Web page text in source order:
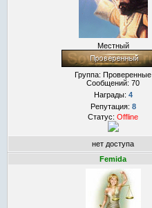
Местный
Группа: Проверенные
Сообщений: 70
Награды: 4
Репутация: 8
Статус: Offline
нет доступа
Femida